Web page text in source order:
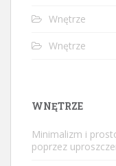
Wnętrze
Wnętrze
WNĘTRZE
Minimalizm i
poprzez